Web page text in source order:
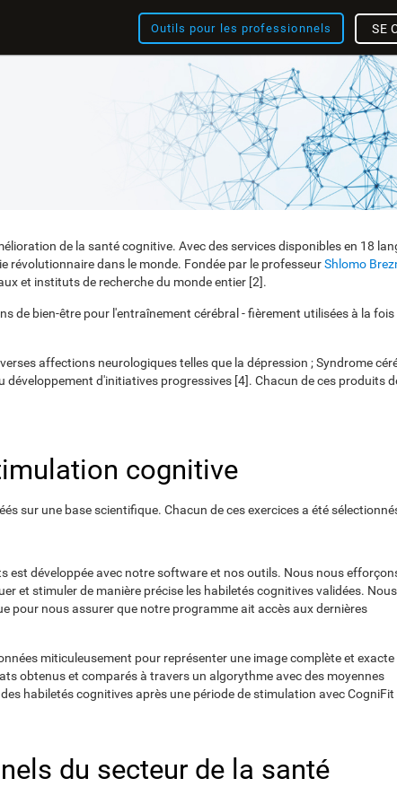
Outils pour les professionnels SE
de la santé cognitive. Avec des services disponibles en 18
révolutionnaire dans le monde. Fondée par le professeurShlomo
et instituts de recherche du monde entier [2].
de bien-être pour l'entraînement cérébral - fièrement utilisées à la
affections neurologiques telles que la dépression ; Syndrome
développement d'initiatives progressives [4]. Chacun de ces produits
cognitive
sur une base scientifique. Chacun de ces exercices a été
développée avec notre software et nos outils. Nous nous
et stimuler de manière précise les habiletés cognitives validées. Nous
pour nous assurer que notre programme ait accès aux dernières
miticuleusement pour représenter une image complète et exacte
obtenus et comparés à travers un algorythme avec des moyennes
habiletés cognitives après une période de stimulation avec CogniFit
du secteur de la santé